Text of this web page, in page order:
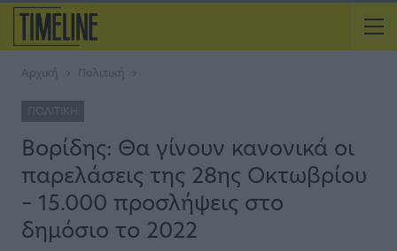
Αρχική Πολιτική
ΠΟΛΙΤΙΚΉ
Βορίδης: Θα γίνουν κανονικά οι
παρελάσεις της 28ης Οκτωβρίου
– 15.000 προσλήψεις στο
δημόσιο το 2022